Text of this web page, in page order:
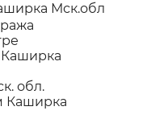
Мск.обл
обл.